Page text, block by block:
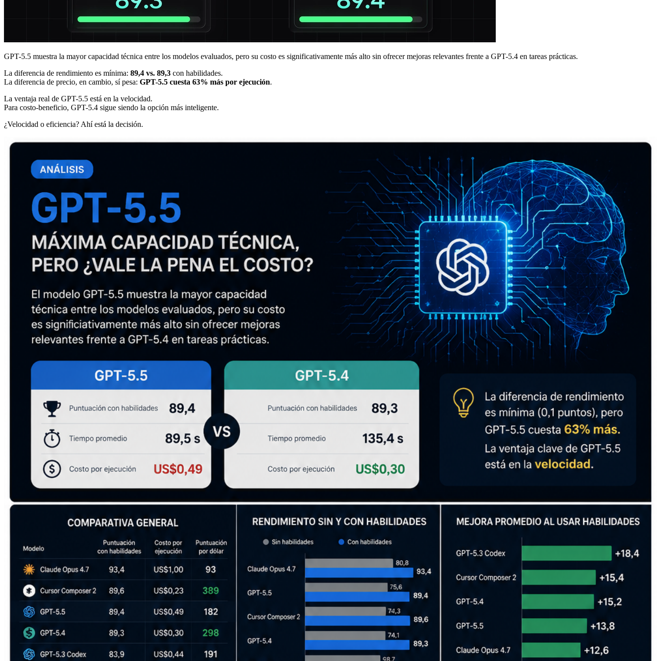
GPT-5.5 muestra la mayor capacidad técnica entre los modelos evaluados, pero su costo es significativamente más alto sin ofrecer mejoras relevantes frente a GPT-5.4 en tareas prácticas.
La diferencia de rendimiento es mínima: 89,4 vs. 89,3 con habilidades.
La diferencia de precio, en cambio, sí pesa: GPT-5.5 cuesta 63% más por ejecución.
La ventaja real de GPT-5.5 está en la velocidad.
Para costo-beneficio, GPT-5.4 sigue siendo la opción más inteligente.
¿Velocidad o eficiencia? Ahí está la decisión.